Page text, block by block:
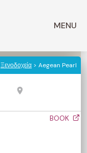
MENU
Ξενοδοχεία > Aegean Pearl
BOOK